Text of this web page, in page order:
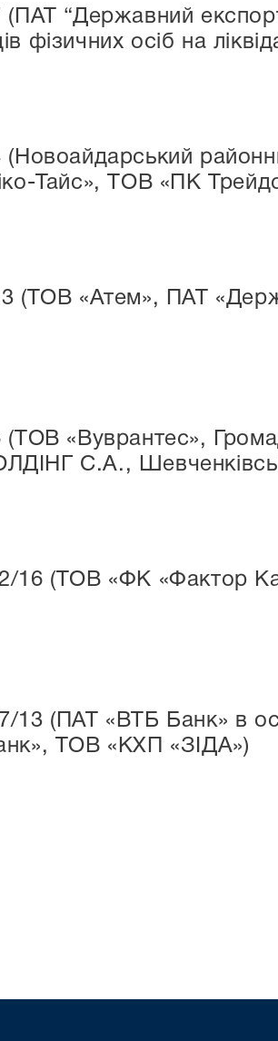
(ПАТ “Державний
фізичних осіб на
(Новоайдарський
Тайс», ТОВ «ПК
(ТОВ «Атем», ПАТ
(ТОВ «Вуврантес»,
С.А.,
16 (ТОВ «ФК «Фактор
13 (ПАТ «ВТБ Банк» в
ТОВ «КХП «ЗІДА»)